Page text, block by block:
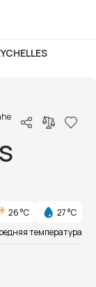
26 °C
27 °C
температура